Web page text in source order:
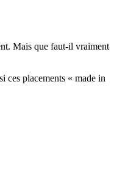
Mais que faut-il vraiment
ces placements « made in